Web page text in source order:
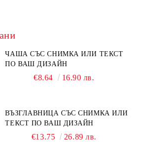
ЧАША СЪС СНИМКА ИЛИ ТЕКСТ
ПО ВАШ ДИЗАЙН
€8.64 16.90 лв.
ВЪЗГЛАВНИЦА СЪС СНИМКА ИЛИ
ТЕКСТ ПО ВАШ ДИЗАЙН
€13.75 26.89 лв.